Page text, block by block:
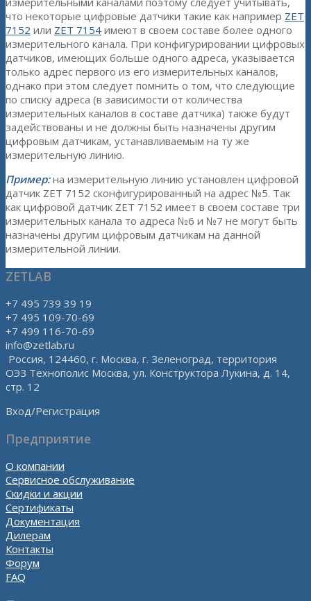
что некоторые цифровые датчики такие как например ZET
7152 или ZET 7154 имеют в своем составе более одного
измерительного канала. При конфигурировании цифровых
датчиков, имеющих больше одного адреса, указывается
только адрес первого из его измерительных каналов,
однако при этом следует помнить о том, что следующие
по списку адреса (в зависимости от количества
измерительных каналов в составе датчика) также будут
задействованы и не должны быть назначены другим
цифровым датчикам, устанавливаемым на ту же
измерительную линию.
Пример:на измерительную линию установлен цифровой
датчик ZET 7152 сконфигурированный на адрес №5. Так
как цифровой датчик ZET 7152 имеет в своем составе три
измерительных канала то адреса №6 и №7 не могут быть
назначены другим цифровым датчикам на данной
измерительной линии.
ZETLAB
+7 495 739 39 19
+7 495 109-70-69
+7 499 116-70-69
info@zetlab.ru
Россия, 124460, г. Москва, г. Зеленоград, территория
ОЭЗ Технополис Москва, ул. Конструктора Лукина, д. 14,
стр. 12
Вход/Регистрация
Предприятие
О компании
Сервисное обслуживание
Скидки и акции
Сертификаты
Документация
Дилерам
Контакты
Форум
FAQ